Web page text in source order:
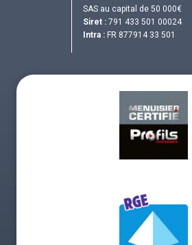
SAS au capital de 50 000€
Siret : 791 433 501 00024
Intra : FR 877914 33 501